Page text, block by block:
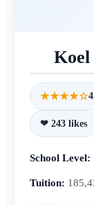
★★★★☆
❤ 243 likes
School Level:
Tuition: